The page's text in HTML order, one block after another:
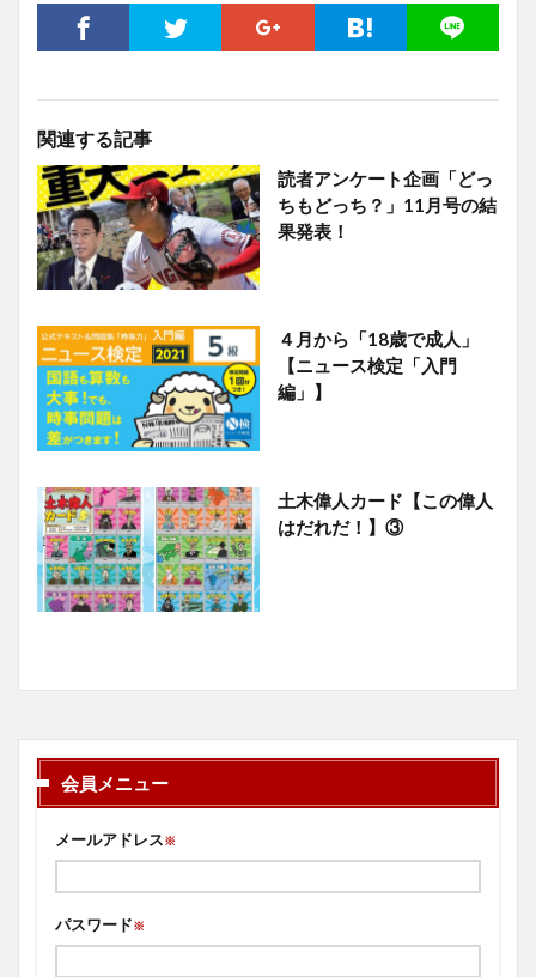
関連する記事
読者アンケート企画「どっ
ちもどっち？」11月号の結
果発表！
４月から「18歳で成人」
【ニュース検定「入門
編」】
土木偉人カード【この偉人
はだれだ！】③
会員メニュー
メールアドレス※
パスワード※